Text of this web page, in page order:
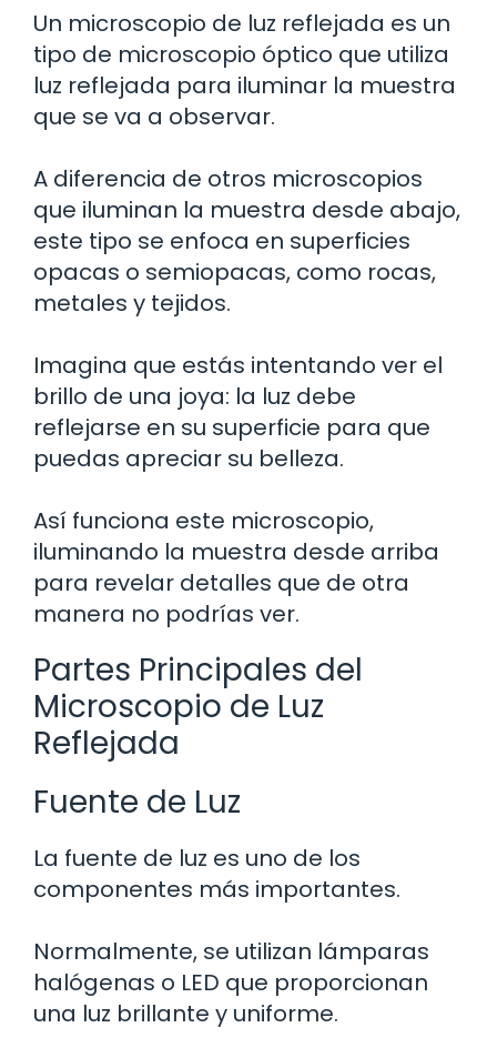
Un microscopio de luz reflejada es un
tipo de microscopio óptico que utiliza
luz reflejada para iluminar la muestra
que se va a observar.
A diferencia de otros microscopios
que iluminan la muestra desde abajo,
este tipo se enfoca en superficies
opacas o semiopacas, como rocas,
metales y tejidos.
Imagina que estás intentando ver el
brillo de una joya: la luz debe
reflejarse en su superficie para que
puedas apreciar su belleza.
Así funciona este microscopio,
iluminando la muestra desde arriba
para revelar detalles que de otra
manera no podrías ver.
Partes Principales del
Microscopio de Luz
Reflejada
Fuente de Luz
La fuente de luz es uno de los
componentes más importantes.
Normalmente, se utilizan lámparas
halógenas o LED que proporcionan
una luz brillante y uniforme.